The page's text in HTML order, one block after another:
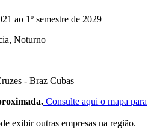
ao 1º semestre de 2029
Noturno
- Braz Cubas
Consulte aqui o mapa para
exibir outras empresas na região.